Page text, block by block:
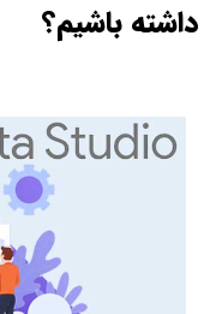
داشته باشیم؟